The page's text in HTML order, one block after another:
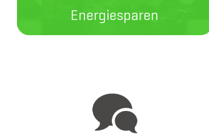
Energiesparen
und Wärme sparen können.